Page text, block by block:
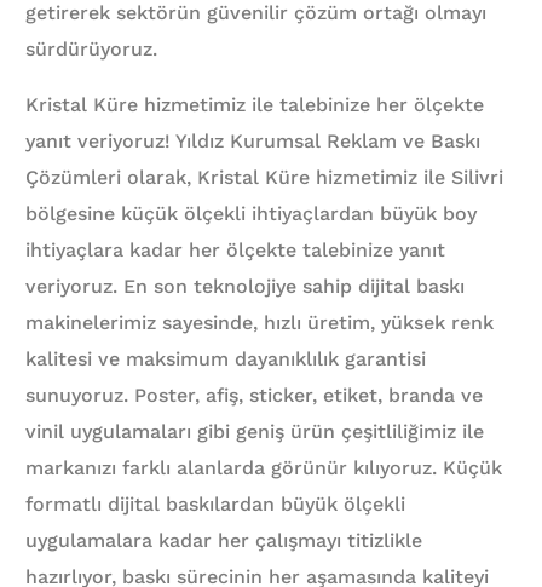
getirerek sektörün güvenilir çözüm ortağı olmayı
sürdürüyoruz.
Kristal Küre hizmetimiz ile talebinize her ölçekte
yanıt veriyoruz! Yıldız Kurumsal Reklam ve Baskı
Çözümleri olarak, Kristal Küre hizmetimiz ile Silivri
bölgesine küçük ölçekli ihtiyaçlardan büyük boy
ihtiyaçlara kadar her ölçekte talebinize yanıt
veriyoruz. En son teknolojiye sahip dijital baskı
makinelerimiz sayesinde, hızlı üretim, yüksek renk
kalitesi ve maksimum dayanıklılık garantisi
sunuyoruz. Poster, afiş, sticker, etiket, branda ve
vinil uygulamaları gibi geniş ürün çeşitliliğimiz ile
markanızı farklı alanlarda görünür kılıyoruz. Küçük
formatlı dijital baskılardan büyük ölçekli
uygulamalara kadar her çalışmayı titizlikle
hazırlıyor, baskı sürecinin her aşamasında kaliteyi